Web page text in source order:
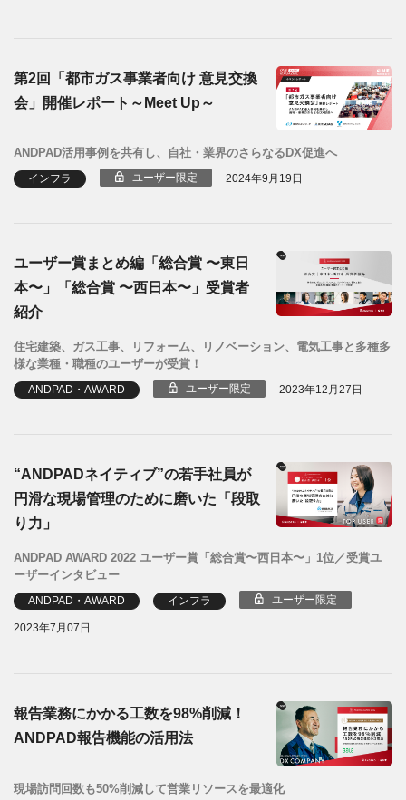
第2回「都市ガス事業者向け 意見交換
会」開催レポート～Meet Up～
ANDPAD活用事例を共有し、自社・業界のさらなるDX促進へ
インフラ ユーザー限定 2024年9月19日
ユーザー賞まとめ編「総合賞 〜東日
本〜」「総合賞 〜西日本〜」受賞者
紹介
住宅建築、ガス工事、リフォーム、リノベーション、電気工事と多種多
様な業種・職種のユーザーが受賞！
ANDPAD・AWARD ユーザー限定 2023年12月27日
“ANDPADネイティブ”の若手社員が
円滑な現場管理のために磨いた「段取
り力」
ANDPAD AWARD 2022 ユーザー賞「総合賞〜西日本〜」1位／受賞ユ
ーザーインタビュー
ANDPAD・AWARD インフラ ユーザー限定
2023年7月07日
報告業務にかかる工数を98%削減！
ANDPAD報告機能の活用法
現場訪問回数も50%削減して営業リソースを最適化